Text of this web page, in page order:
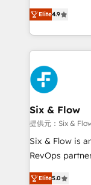
is there for you to: - Grow revenue, and
business more
relationships with
decisions with data - Find a new
more people - Get the most out of your HubSpot
investment
process-
Marketing,
so selling and
feels easy and pain-free.
HubSpot Elite
and Customer
Reviews and 4.9/
helps the
improvement
SaaS,
the United
Elite4.9
Six & Flow
提供元：Six &
Six & Flow is
RevOps
grow with
Elite5.0